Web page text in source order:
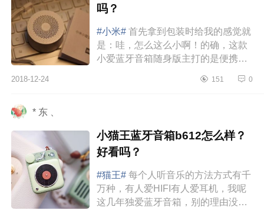
吗？
#小米# 首先拿到包装时给我的感觉就
是：哇，怎么这么小啊！的确，这款
小爱蓝牙音箱随身版主打的是便携，
积就非常的小。取出音箱，里面...
2018-12-24 151 0
* 东 、
小猫王蓝牙音箱b612怎么样？
好看吗？
#猫王# 每个人听音乐的方法方式有千
万种，有人爱HIFI有人爱耳机，我呢
这几年独爱蓝牙音箱，别的理由没